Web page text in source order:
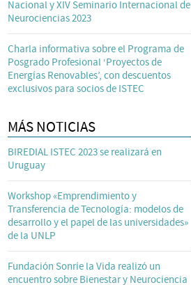
Nacional y XIV Seminario Internacional de
Neurociencias 2023
Charla informativa sobre el Programa de
Posgrado Profesional ‘Proyectos de
Energías Renovables’, con descuentos
exclusivos para socios de ISTEC
MÁS NOTICIAS
BIREDIAL ISTEC 2023 se realizará en
Uruguay
Workshop «Emprendimiento y
Transferencia de Tecnología: modelos de
desarrollo y el papel de las universidades»
de la UNLP
Fundación Sonríe la Vida realizó un
encuentro sobre Bienestar y Neurociencia